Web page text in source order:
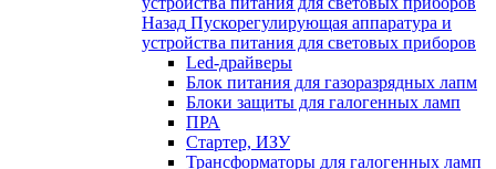
Назад Пускорегулирующая аппаратура и
устройства питания для световых приборов
Led-драйверы
Блок питания для газоразрядных лапм
Блоки защиты для галогенных ламп
ПРА
Стартер, ИЗУ
Трансформаторы для галогенных ламп